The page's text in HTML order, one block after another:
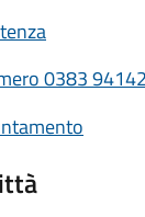
0383